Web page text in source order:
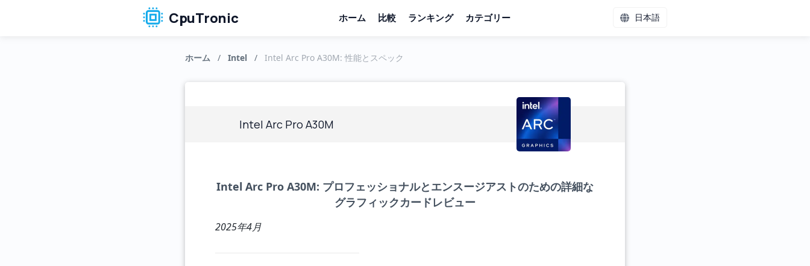
CpuTronic ホーム 比較 ランキング カテゴリー 日本語
ホーム / Intel / Intel Arc Pro A30M: 性能とスペック
Intel Arc Pro A30M
Intel Arc Pro A30M: プロフェッショナルとエンスージアストのための詳細な
グラフィックカードレビュー
2025年4月